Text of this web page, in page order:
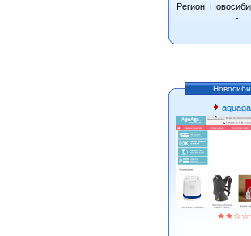
Регион:
-
★★☆☆